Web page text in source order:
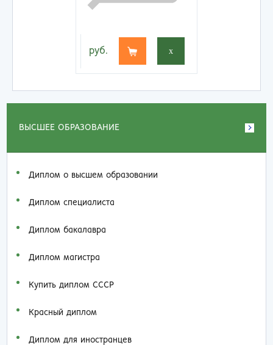
ВЫСШЕЕ ОБРАЗОВАНИЕ
Диплом о высшем образовании
Диплом специалиста
Диплом бакалавра
Диплом магистра
Купить диплом СССР
Красный диплом
Диплом для иностранцев
руб. x